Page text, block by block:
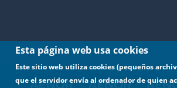
Esta página web usa cookies
Este sitio web utiliza cookies (pequeños
que el servidor envía al ordenador de quien